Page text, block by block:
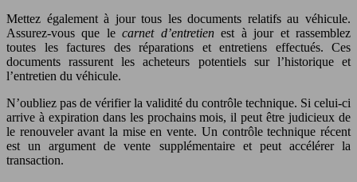
Mettez également à jour tous les documents relatifs au véhicule.
Assurez-vous que lecarnet d’entretienest à jour et rassemblez
toutes les factures des réparations et entretiens effectués. Ces
documents rassurent les acheteurs potentiels sur l’historique et
l’entretien du véhicule.
N’oubliez pas de vérifier la validité du contrôle technique. Si celui-ci
arrive à expiration dans les prochains mois, il peut être judicieux de
le renouveler avant la mise en vente. Un contrôle technique récent
est un argument de vente supplémentaire et peut accélérer la
transaction.